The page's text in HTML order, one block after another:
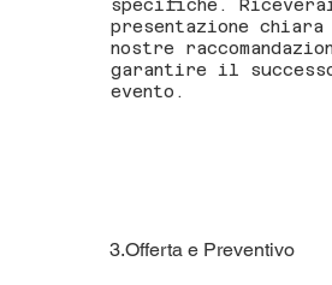
specifiche.
presentazione
nostre
garantire il
evento.
3.Offerta e Preventivo